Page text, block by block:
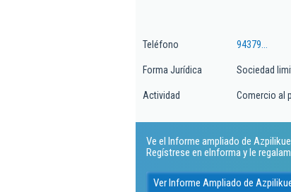
Teléfono 94379...
Forma Jurídica Sociedad
Actividad Comercio al
Ve el Informe ampliado de
Regístrese en eInforma y le
Ver Informe Ampliado de